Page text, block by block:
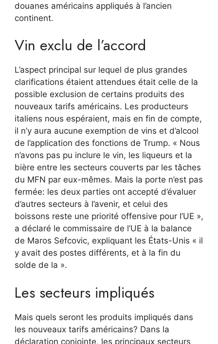
douanes américains appliqués à l’ancien
continent.
Vin exclu de l’accord
L’aspect principal sur lequel de plus grandes
clarifications étaient attendues était celle de la
possible exclusion de certains produits des
nouveaux tarifs américains. Les producteurs
italiens nous espéraient, mais en fin de compte,
il n’y aura aucune exemption de vins et d’alcool
de l’application des fonctions de Trump. « Nous
n’avons pas pu inclure le vin, les liqueurs et la
bière entre les secteurs couverts par les tâches
du MFN par eux-mêmes. Mais la porte n’est pas
fermée: les deux parties ont accepté d’évaluer
d’autres secteurs à l’avenir, et celui des
boissons reste une priorité offensive pour l’UE »,
a déclaré le commissaire de l’UE à la balance
de Maros Sefcovic, expliquant les États-Unis « il
y avait des postes différents, et à la fin du
solde de la ».
Les secteurs impliqués
Mais quels seront les produits impliqués dans
les nouveaux tarifs américains? Dans la
déclaration conjointe, les principaux secteurs